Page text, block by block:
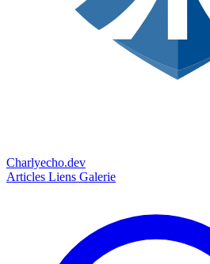
Charlyecho.dev
Articles Liens Galerie